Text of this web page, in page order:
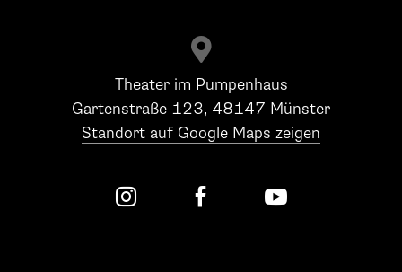

Theater im Pumpenhaus
Gartenstraße 123, 48147 Münster
Standort auf Google Maps zeigen
  